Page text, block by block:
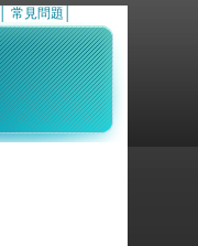
常見問題